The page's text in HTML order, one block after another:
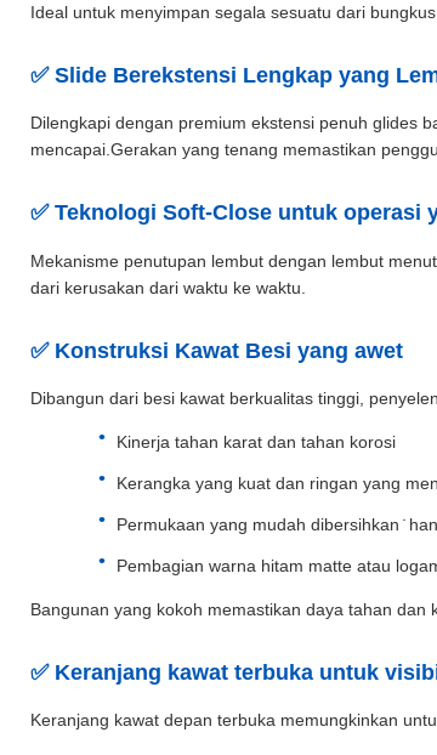
Ideal untuk menyimpan segala sesuatu dari
✅ Slide Berekstensi Lengkap yang
Dilengkapi dengan premium ekstensi penuh glides
mencapai.Gerakan yang tenang memastikan
✅ Teknologi Soft-Close untuk operasi
Mekanisme penutupan lembut dengan lembut
dari kerusakan dari waktu ke waktu.
✅ Konstruksi Kawat Besi yang awet
Dibangun dari besi kawat berkualitas tinggi,
Kinerja tahan karat dan tahan korosi
Kerangka yang kuat dan ringan yang
Permukaan yang mudah dibersihkan
Pembagian warna hitam matte atau
Bangunan yang kokoh memastikan daya tahan dan
✅ Keranjang kawat terbuka untuk
Keranjang kawat depan terbuka memungkinkan